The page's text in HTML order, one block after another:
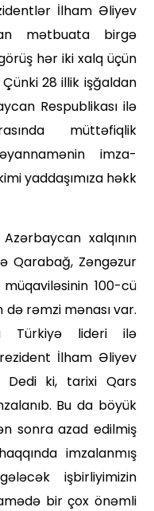
İlham Əliyev
mətbuata birgə
hər iki xalq üçün
28 illik işğaldan
Respublikası ilə
müttəfiqlik
imza­
yaddaşımıza həkk
xalqının
Qarabağ, Zəngəzur
100-cü
rəmzi mənası var.
Türkiyə lideri ilə
İlham Əliyev
Dedi ki, tarixi Qars
Bu da böyük
sonra azad edilmiş
imzalanmış
işbirliyimizin
bir çox önəmli